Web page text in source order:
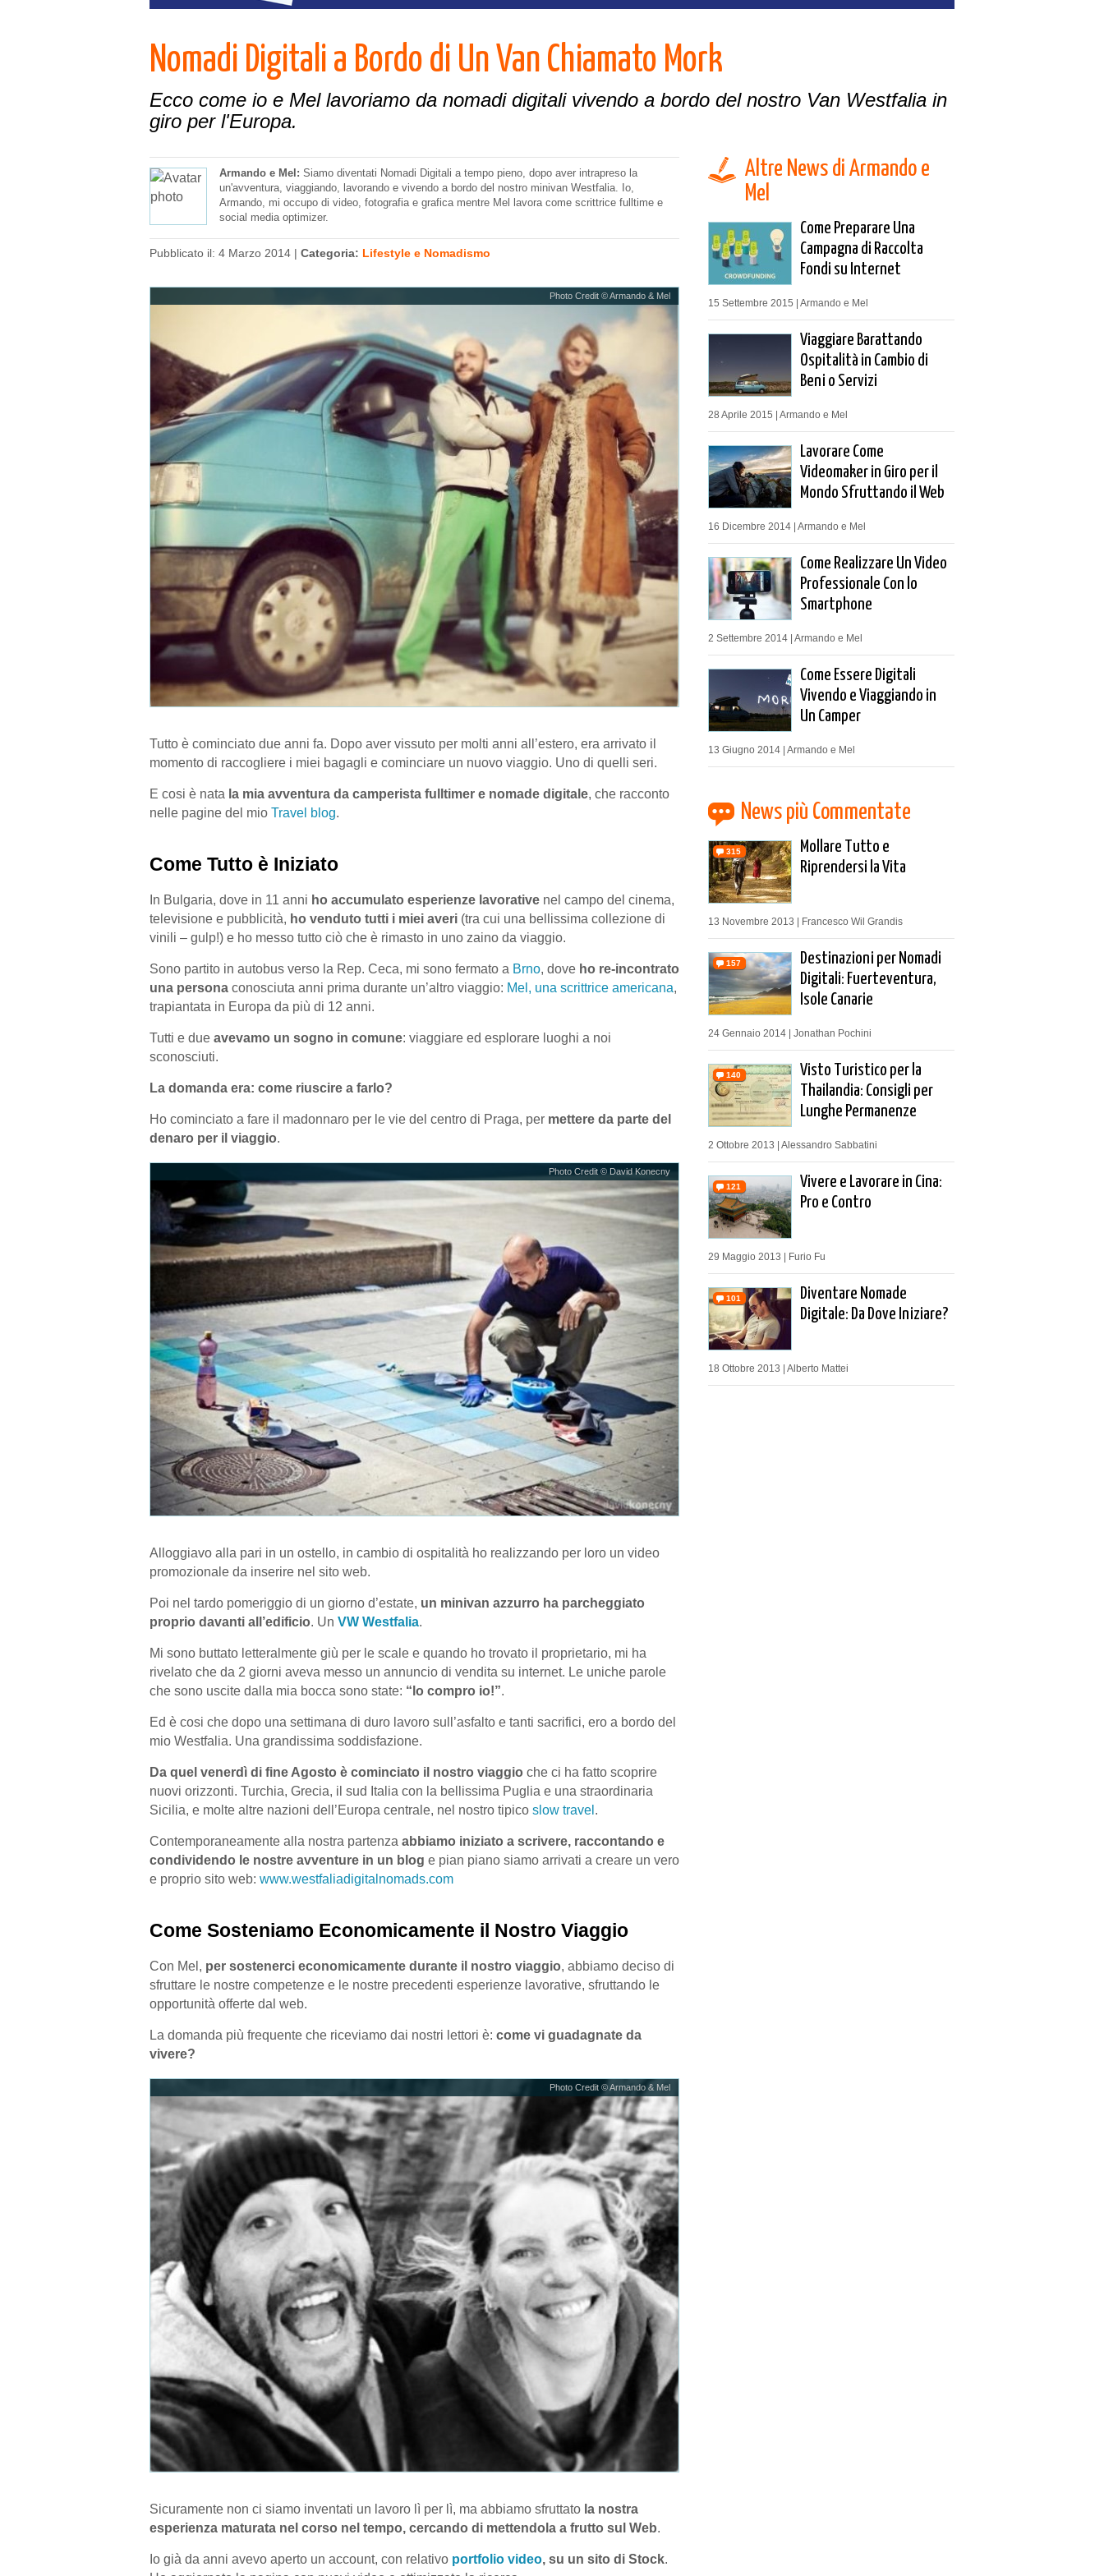
Nomadi Digitali a Bordo di Un Van Chiamato Mork
Ecco come io e Mel lavoriamo da nomadi digitali vivendo a bordo del nostro Van Westfalia in
giro per l'Europa.
Armando e Mel: Siamo diventati Nomadi Digitali a tempo pieno, dopo aver intrapreso la
un'avventura, viaggiando, lavorando e vivendo a bordo del nostro minivan Westfalia. Io,
Armando, mi occupo di video, fotografia e grafica mentre Mel lavora come scrittrice fulltime e
social media optimizer.
Pubblicato il: 4 Marzo 2014 | Categoria: Lifestyle e Nomadismo
Photo Credit © Armando & Mel
Tutto è cominciato due anni fa. Dopo aver vissuto per molti anni all’estero, era arrivato il
momento di raccogliere i miei bagagli e cominciare un nuovo viaggio. Uno di quelli seri.
E cosi è nata la mia avventura da camperista fulltimer e nomade digitale, che racconto
nelle pagine del mio Travel blog.
Come Tutto è Iniziato
In Bulgaria, dove in 11 anni ho accumulato esperienze lavorative nel campo del cinema,
televisione e pubblicità, ho venduto tutti i miei averi (tra cui una bellissima collezione di
vinili – gulp!) e ho messo tutto ciò che è rimasto in uno zaino da viaggio.
Sono partito in autobus verso la Rep. Ceca, mi sono fermato a Brno, dove ho re-incontrato
una persona conosciuta anni prima durante un’altro viaggio: Mel, una scrittrice americana,
trapiantata in Europa da più di 12 anni.
Tutti e due avevamo un sogno in comune: viaggiare ed esplorare luoghi a noi
sconosciuti.
La domanda era: come riuscire a farlo?
Ho cominciato a fare il madonnaro per le vie del centro di Praga, per mettere da parte del
denaro per il viaggio.
Photo Credit © David Konecny
Alloggiavo alla pari in un ostello, in cambio di ospitalità ho realizzando per loro un video
promozionale da inserire nel sito web.
Poi nel tardo pomeriggio di un giorno d’estate, un minivan azzurro ha parcheggiato
proprio davanti all’edificio. Un VW Westfalia.
Mi sono buttato letteralmente giù per le scale e quando ho trovato il proprietario, mi ha
rivelato che da 2 giorni aveva messo un annuncio di vendita su internet. Le uniche parole
che sono uscite dalla mia bocca sono state: “lo compro io!”.
Ed è cosi che dopo una settimana di duro lavoro sull’asfalto e tanti sacrifici, ero a bordo del
mio Westfalia. Una grandissima soddisfazione.
Da quel venerdì di fine Agosto è cominciato il nostro viaggio che ci ha fatto scoprire
nuovi orizzonti. Turchia, Grecia, il sud Italia con la bellissima Puglia e una straordinaria
Sicilia, e molte altre nazioni dell’Europa centrale, nel nostro tipico slow travel .
Contemporaneamente alla nostra partenza abbiamo iniziato a scrivere, raccontando e
condividendo le nostre avventure in un blog e pian piano siamo arrivati a creare un vero
e proprio sito web: www.westfaliadigitalnomads.com
Come Sosteniamo Economicamente il Nostro Viaggio
Con Mel, per sostenerci economicamente durante il nostro viaggio, abbiamo deciso di
sfruttare le nostre competenze e le nostre precedenti esperienze lavorative, sfruttando le
opportunità offerte dal web.
La domanda più frequente che riceviamo dai nostri lettori è: come vi guadagnate da
vivere?
Photo Credit © Armando & Mel
Sicuramente non ci siamo inventati un lavoro lì per lì, ma abbiamo sfruttato la nostra
esperienza maturata nel corso nel tempo, cercando di mettendola a frutto sul Web.
Io già da anni avevo aperto un account, con relativo portfolio video, su un sito di Stock.
Altre News di Armando e
Mel
Come Preparare Una
Campagna di Raccolta
Fondi su Internet
15 Settembre 2015 | Armando e Mel
Viaggiare Barattando
Ospitalità in Cambio di
Beni o Servizi
28 Aprile 2015 | Armando e Mel
Lavorare Come
Videomaker in Giro per il
Mondo Sfruttando il Web
16 Dicembre 2014 | Armando e Mel
Come Realizzare Un Video
Professionale Con lo
Smartphone
2 Settembre 2014 | Armando e Mel
Come Essere Digitali
Vivendo e Viaggiando in
Un Camper
13 Giugno 2014 | Armando e Mel
News più Commentate
315
Mollare Tutto e
Riprendersi la Vita
13 Novembre 2013 | Francesco Wil Grandis
157
Destinazioni per Nomadi
Digitali: Fuerteventura,
Isole Canarie
24 Gennaio 2014 | Jonathan Pochini
140
Visto Turistico per la
Thailandia: Consigli per
Lunghe Permanenze
2 Ottobre 2013 | Alessandro Sabbatini
121
Vivere e Lavorare in Cina:
Pro e Contro
29 Maggio 2013 | Furio Fu
101
Diventare Nomade
Digitale: Da Dove Iniziare?
18 Ottobre 2013 | Alberto Mattei